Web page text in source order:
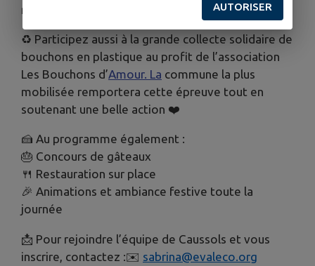
minimum
♻️ Participez aussi à la grande collecte solidaire de
bouchons en plastique au profit de l’association
Les Bouchons d’Amour. La commune la plus
mobilisée remportera cette épreuve tout en
soutenant une belle action ❤️
🍰 Au programme également :
🎂 Concours de gâteaux
🍴 Restauration sur place
🎉 Animations et ambiance festive toute la
journée
📩 Pour rejoindre l’équipe de Caussols et vous
inscrire, contactez :✉️ sabrina@evaleco.org
AUTORISER